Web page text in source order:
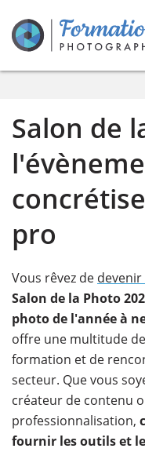
Salon de
pro
Vous rêvez de
Salon de la Photo
photo de l'année à
offre une multitude
formation et de
secteur. Que vous
créateur de contenu
professionnalisation,
fournir les outils et